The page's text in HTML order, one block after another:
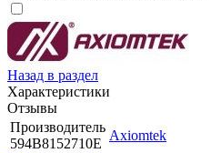
Назад в раздел
Характеристики
Отзывы
Производитель
594B8152710E
Axiomtek